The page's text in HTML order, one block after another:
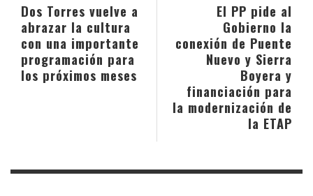
El PP pide al
Gobierno la
conexión de Puente
Nuevo y Sierra
Boyera y
financiación para
la modernización de
la ETAP
Dos Torres vuelve a
abrazar la cultura
con una importante
programación para
los próximos meses